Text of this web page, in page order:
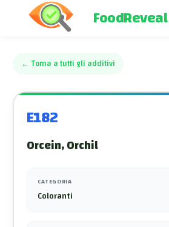
FoodReveal
← Torna a tutti gli additivi
E182
Orcein, Orchil
CATEGORIA
Coloranti